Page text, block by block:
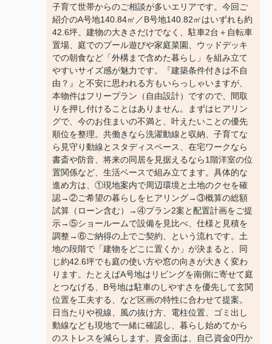
子育て世帯からのご相談が多いエリアです。今回ご
紹介のA号地140.84㎡／B号地140.82㎡はいずれも約
42.6坪。建物の大きさだけでなく、駐車2台＋自転車
置場、庭でのプール遊びや家庭菜園、ウッドデッキ
での朝食など「外構まで含めた暮らし」を組み立て
やすいサイズ感が魅力です。『建築条件付きは不自
由？』と不安に思われる方もいらっしゃいますが、
本物件はフリープラン（自由設計）ですので、間取
りを押し付けることはありません。まずはヒアリン
グで、今のお住まいの不満と、叶えたいことの優先
順位を整理。共働きなら洗濯動線と収納、子育てな
ら見守り動線とスタディスペース、在宅ワークなら
書斎や防音、将来の同居を見据えるなら1階洋室の位
置関係など、生活ベースで組み立てます。具体的な
進め方は、①現地案内で周辺環境と土地のクセを確
認→②ご希望の暮らしをヒアリング→③概算の総額
試算（ローン含む）→④プラン2案と配置計画をご提
示→⑤ショールームで設備を見比べ、仕様と見積を
調整→⑥ご納得の上でご契約、という流れです。土
地の段階で「建物をどこに置くか」が決まると、同
じ約42.6坪でも庭の使い方や窓の向きが大きく変わ
ります。たとえばA号地はリビングを南側に寄せて庭
とつなげる、B号地は駐車のしやすさを優先して玄関
位置を工夫する、など区画の特性に合わせて提案。
日当たりや視線、風の抜け方、電柱位置、ゴミ出し
動線なども現地で一緒に確認し、暮らし始めてから
のストレスを減らします。資金面は、自己資金0円か